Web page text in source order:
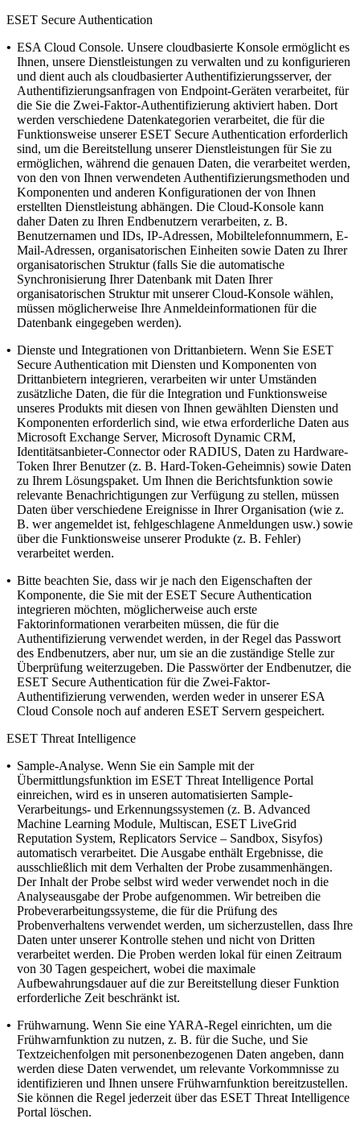
ESET Secure Authentication
• ESA Cloud Console. Unsere cloudbasierte Konsole ermöglicht es
Ihnen, unsere Dienstleistungen zu verwalten und zu konfigurieren
und dient auch als cloudbasierter Authentifizierungsserver, der
Authentifizierungsanfragen von Endpoint-Geräten verarbeitet, für
die Sie die Zwei-Faktor-Authentifizierung aktiviert haben. Dort
werden verschiedene Datenkategorien verarbeitet, die für die
Funktionsweise unserer ESET Secure Authentication erforderlich
sind, um die Bereitstellung unserer Dienstleistungen für Sie zu
ermöglichen, während die genauen Daten, die verarbeitet werden,
von den von Ihnen verwendeten Authentifizierungsmethoden und
Komponenten und anderen Konfigurationen der von Ihnen
erstellten Dienstleistung abhängen. Die Cloud-Konsole kann
daher Daten zu Ihren Endbenutzern verarbeiten, z. B.
Benutzernamen und IDs, IP-Adressen, Mobiltelefonnummern, E-
Mail-Adressen, organisatorischen Einheiten sowie Daten zu Ihrer
organisatorischen Struktur (falls Sie die automatische
Synchronisierung Ihrer Datenbank mit Daten Ihrer
organisatorischen Struktur mit unserer Cloud-Konsole wählen,
müssen möglicherweise Ihre Anmeldeinformationen für die
Datenbank eingegeben werden).
• Dienste und Integrationen von Drittanbietern. Wenn Sie ESET
Secure Authentication mit Diensten und Komponenten von
Drittanbietern integrieren, verarbeiten wir unter Umständen
zusätzliche Daten, die für die Integration und Funktionsweise
unseres Produkts mit diesen von Ihnen gewählten Diensten und
Komponenten erforderlich sind, wie etwa erforderliche Daten aus
Microsoft Exchange Server, Microsoft Dynamic CRM,
Identitätsanbieter-Connector oder RADIUS, Daten zu Hardware-
Token Ihrer Benutzer (z. B. Hard-Token-Geheimnis) sowie Daten
zu Ihrem Lösungspaket. Um Ihnen die Berichtsfunktion sowie
relevante Benachrichtigungen zur Verfügung zu stellen, müssen
Daten über verschiedene Ereignisse in Ihrer Organisation (wie z.
B. wer angemeldet ist, fehlgeschlagene Anmeldungen usw.) sowie
über die Funktionsweise unserer Produkte (z. B. Fehler)
verarbeitet werden.
• Bitte beachten Sie, dass wir je nach den Eigenschaften der
Komponente, die Sie mit der ESET Secure Authentication
integrieren möchten, möglicherweise auch erste
Faktorinformationen verarbeiten müssen, die für die
Authentifizierung verwendet werden, in der Regel das Passwort
des Endbenutzers, aber nur, um sie an die zuständige Stelle zur
Überprüfung weiterzugeben. Die Passwörter der Endbenutzer, die
ESET Secure Authentication für die Zwei-Faktor-
Authentifizierung verwenden, werden weder in unserer ESA
Cloud Console noch auf anderen ESET Servern gespeichert.
ESET Threat Intelligence
• Sample-Analyse. Wenn Sie ein Sample mit der
Übermittlungsfunktion im ESET Threat Intelligence Portal
einreichen, wird es in unseren automatisierten Sample-
Verarbeitungs- und Erkennungssystemen (z. B. Advanced
Machine Learning Module, Multiscan, ESET LiveGrid
Reputation System, Replicators Service – Sandbox, Sisyfos)
automatisch verarbeitet. Die Ausgabe enthält Ergebnisse, die
ausschließlich mit dem Verhalten der Probe zusammenhängen.
Der Inhalt der Probe selbst wird weder verwendet noch in die
Analyseausgabe der Probe aufgenommen. Wir betreiben die
Probeverarbeitungssysteme, die für die Prüfung des
Probenverhaltens verwendet werden, um sicherzustellen, dass Ihre
Daten unter unserer Kontrolle stehen und nicht von Dritten
verarbeitet werden. Die Proben werden lokal für einen Zeitraum
von 30 Tagen gespeichert, wobei die maximale
Aufbewahrungsdauer auf die zur Bereitstellung dieser Funktion
erforderliche Zeit beschränkt ist.
• Frühwarnung. Wenn Sie eine YARA-Regel einrichten, um die
Frühwarnfunktion zu nutzen, z. B. für die Suche, und Sie
Textzeichenfolgen mit personenbezogenen Daten angeben, dann
werden diese Daten verwendet, um relevante Vorkommnisse zu
identifizieren und Ihnen unsere Frühwarnfunktion bereitzustellen.
Sie können die Regel jederzeit über das ESET Threat Intelligence
Portal löschen.